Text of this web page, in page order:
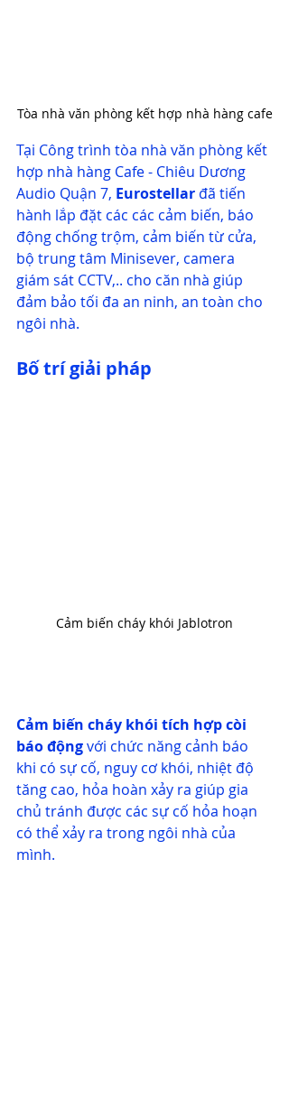
Tòa nhà văn phòng kết hợp nhà hàng cafe
Tại Công trình tòa nhà văn phòng kết
hợp nhà hàng Cafe - Chiêu Dương
Audio Quận 7, Eurostellar đã tiến
hành lắp đặt các các cảm biến, báo
động chống trộm, cảm biến từ cửa,
bộ trung tâm Minisever, camera
giám sát CCTV,.. cho căn nhà giúp
đảm bảo tối đa an ninh, an toàn cho
ngôi nhà.
Bố trí giải pháp
Cảm biến cháy khói Jablotron
Cảm biến cháy khói tích hợp còi
báo động với chức năng cảnh báo
khi có sự cố, nguy cơ khói, nhiệt độ
tăng cao, hỏa hoàn xảy ra giúp gia
chủ tránh được các sự cố hỏa hoạn
có thể xảy ra trong ngôi nhà của
mình.